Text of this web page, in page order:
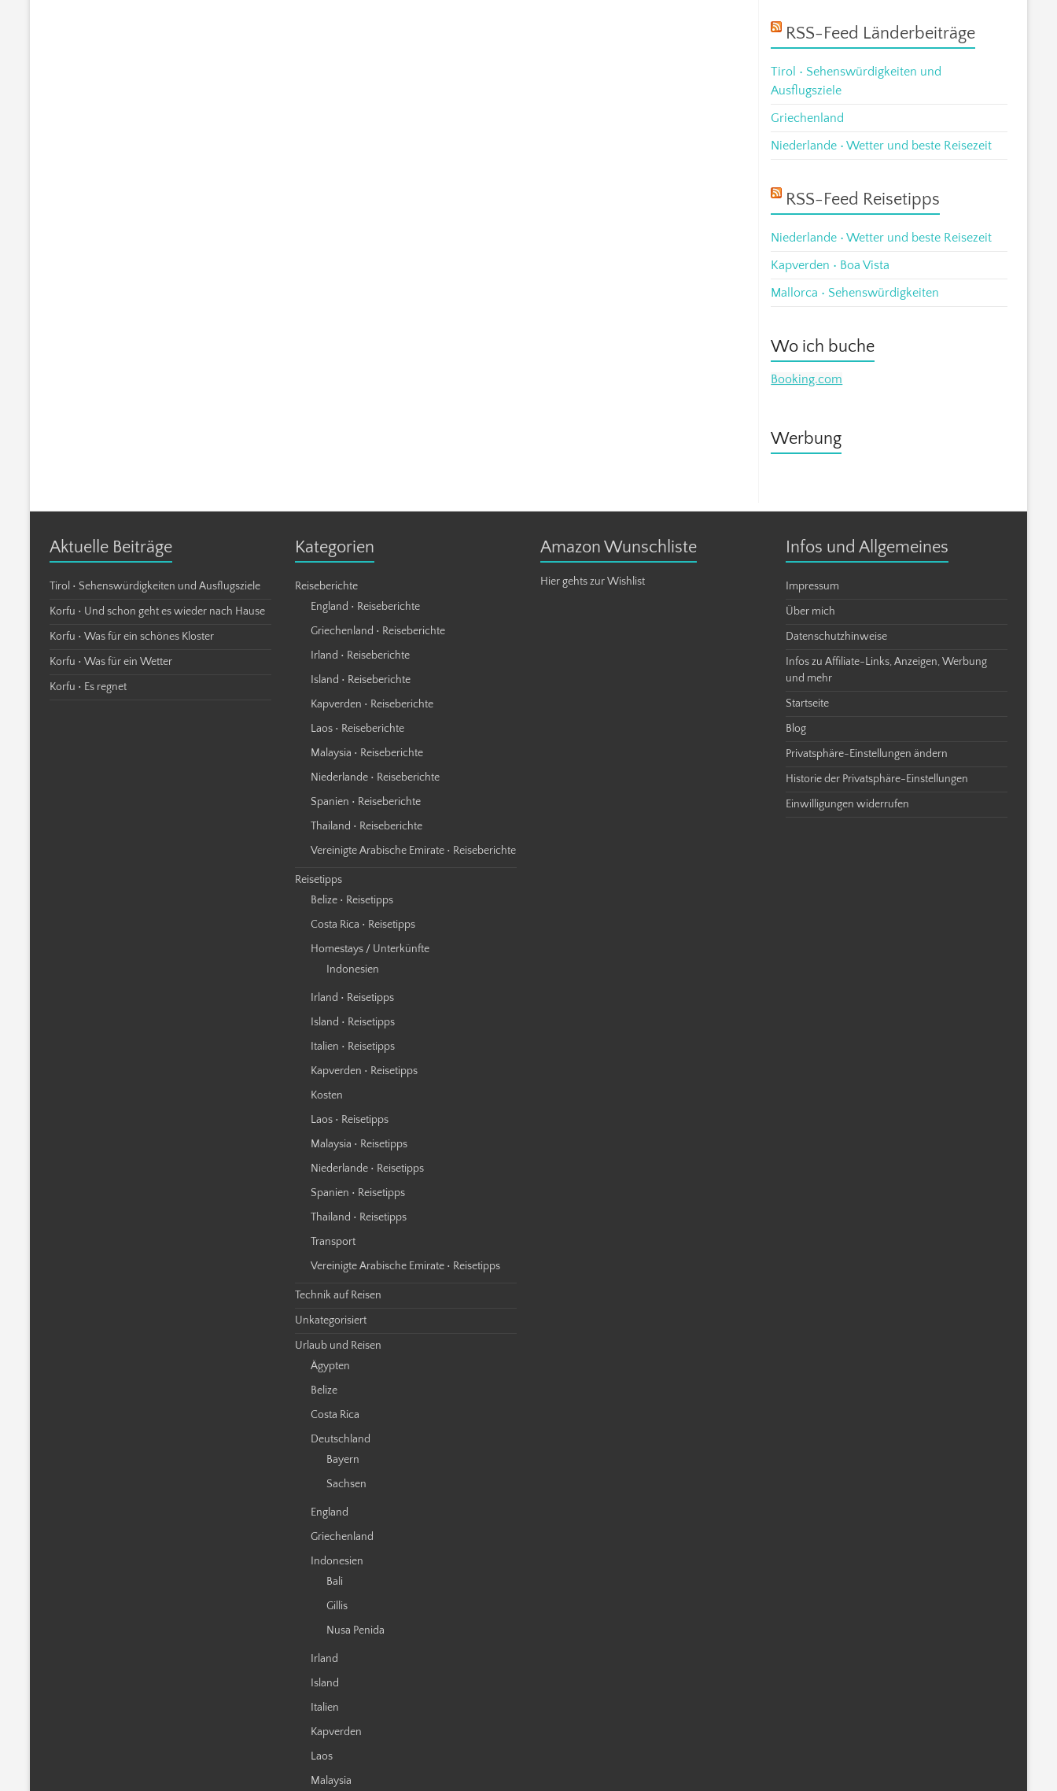
RSS-Feed Länderbeiträge
Tirol • Sehenswürdigkeiten und
Ausflugsziele
Griechenland
Niederlande • Wetter und beste Reisezeit
RSS-Feed Reisetipps
Niederlande • Wetter und beste Reisezeit
Kapverden • Boa Vista
Mallorca • Sehenswürdigkeiten
Wo ich buche
Booking.com
Werbung
Aktuelle Beiträge
Tirol • Sehenswürdigkeiten und Ausflugsziele
Korfu • Und schon geht es wieder nach Hause
Korfu • Was für ein schönes Kloster
Korfu • Was für ein Wetter
Korfu • Es regnet
Kategorien
Reiseberichte
England • Reiseberichte
Griechenland • Reiseberichte
Irland • Reiseberichte
Island • Reiseberichte
Kapverden • Reiseberichte
Laos • Reiseberichte
Malaysia • Reiseberichte
Niederlande • Reiseberichte
Spanien • Reiseberichte
Thailand • Reiseberichte
Vereinigte Arabische Emirate • Reiseberichte
Reisetipps
Belize • Reisetipps
Costa Rica • Reisetipps
Homestays / Unterkünfte
Indonesien
Irland • Reisetipps
Island • Reisetipps
Italien • Reisetipps
Kapverden • Reisetipps
Kosten
Laos • Reisetipps
Malaysia • Reisetipps
Niederlande • Reisetipps
Spanien • Reisetipps
Thailand • Reisetipps
Transport
Vereinigte Arabische Emirate • Reisetipps
Technik auf Reisen
Unkategorisiert
Urlaub und Reisen
Ägypten
Belize
Costa Rica
Deutschland
Bayern
Sachsen
England
Griechenland
Indonesien
Bali
Gillis
Nusa Penida
Irland
Island
Italien
Kapverden
Laos
Malaysia
Amazon Wunschliste
Hier gehts zur Wishlist
Infos und Allgemeines
Impressum
Über mich
Datenschutzhinweise
Infos zu Affiliate-Links, Anzeigen, Werbung
und mehr
Startseite
Blog
Privatsphäre-Einstellungen ändern
Historie der Privatsphäre-Einstellungen
Einwilligungen widerrufen